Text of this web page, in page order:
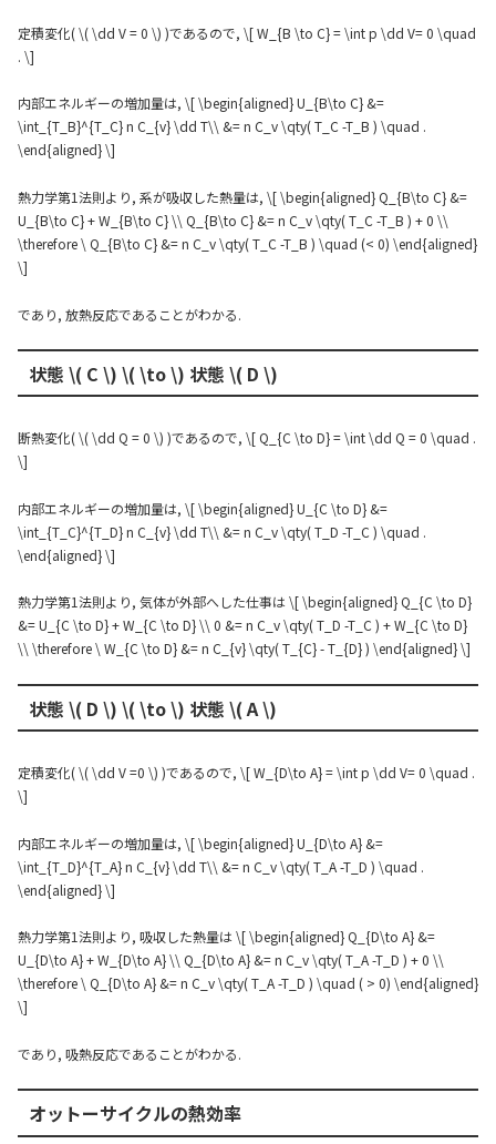
定積変化( \( \dd V = 0 \) )であるので, \[ W_{B \to C} = \int p \dd V= 0 \quad
. \]
内部エネルギーの増加量は, \[ \begin{aligned} U_{B\to C} &=
\int_{T_B}^{T_C} n C_{v} \dd T\\ &= n C_v \qty( T_C -T_B ) \quad .
\end{aligned} \]
熱力学第1法則より, 系が吸収した熱量は, \[ \begin{aligned} Q_{B\to C} &=
U_{B\to C} + W_{B\to C} \\ Q_{B\to C} &= n C_v \qty( T_C -T_B ) + 0 \\
\therefore \ Q_{B\to C} &= n C_v \qty( T_C -T_B ) \quad (< 0) \end{aligned}
\]
であり, 放熱反応であることがわかる.
状態 \( C \) \( \to \) 状態 \( D \)
断熱変化( \( \dd Q = 0 \) )であるので, \[ Q_{C \to D} = \int \dd Q = 0 \quad .
\]
内部エネルギーの増加量は, \[ \begin{aligned} U_{C \to D} &=
\int_{T_C}^{T_D} n C_{v} \dd T\\ &= n C_v \qty( T_D -T_C ) \quad .
\end{aligned} \]
熱力学第1法則より, 気体が外部へした仕事は \[ \begin{aligned} Q_{C \to D}
&= U_{C \to D} + W_{C \to D} \\ 0 &= n C_v \qty( T_D -T_C ) + W_{C \to D}
\\ \therefore \ W_{C \to D} &= n C_{v} \qty( T_{C} - T_{D} ) \end{aligned} \]
状態 \( D \) \( \to \) 状態 \( A \)
定積変化( \( \dd V =0 \) )であるので, \[ W_{D\to A} = \int p \dd V= 0 \quad .
\]
内部エネルギーの増加量は, \[ \begin{aligned} U_{D\to A} &=
\int_{T_D}^{T_A} n C_{v} \dd T\\ &= n C_v \qty( T_A -T_D ) \quad .
\end{aligned} \]
熱力学第1法則より, 吸収した熱量は \[ \begin{aligned} Q_{D\to A} &=
U_{D\to A} + W_{D\to A} \\ Q_{D\to A} &= n C_v \qty( T_A -T_D ) + 0 \\
\therefore \ Q_{D\to A} &= n C_v \qty( T_A -T_D ) \quad ( > 0) \end{aligned}
\]
であり, 吸熱反応であることがわかる.
オットーサイクルの熱効率